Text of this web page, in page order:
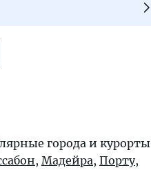
города и курорты
, Мадейра, Порту,